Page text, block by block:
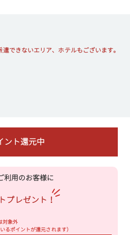
できないエリア、ホテルもございます。
ント還元中
利用のお客様に
プレゼント！
対象外
ポイントが還元されます）